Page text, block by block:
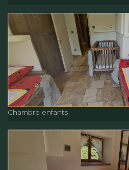
Lit enfant
Chambre enfants